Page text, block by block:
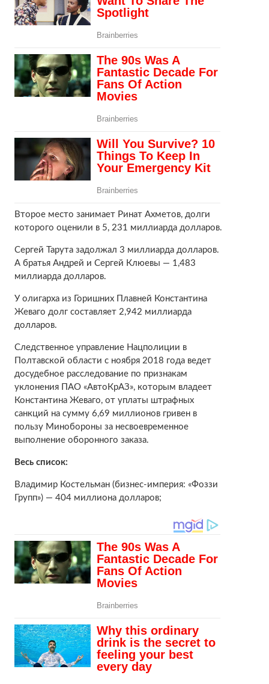
Второе место занимает Ринат Ахметов, долги
которого оценили в 5, 231 миллиарда долларов.
Сергей Тарута задолжал 3 миллиарда долларов.
А братья Андрей и Сергей Клюевы — 1,483
миллиарда долларов.
У олигарха из Горишних Плавней Константина
Жеваго долг составляет 2,942 миллиарда
долларов.
Следственное управление Нацполиции в
Полтавской области с ноября 2018 года ведет
досудебное расследование по признакам
уклонения ПАО «АвтоКрАЗ», которым владеет
Константина Жеваго, от уплаты штрафных
санкций на сумму 6,69 миллионов гривен в
пользу Минобороны за несвоевременное
выполнение оборонного заказа.
Весь список:
Владимир Костельман (бизнес-империя: «Фоззи
Групп») — 404 миллиона долларов;